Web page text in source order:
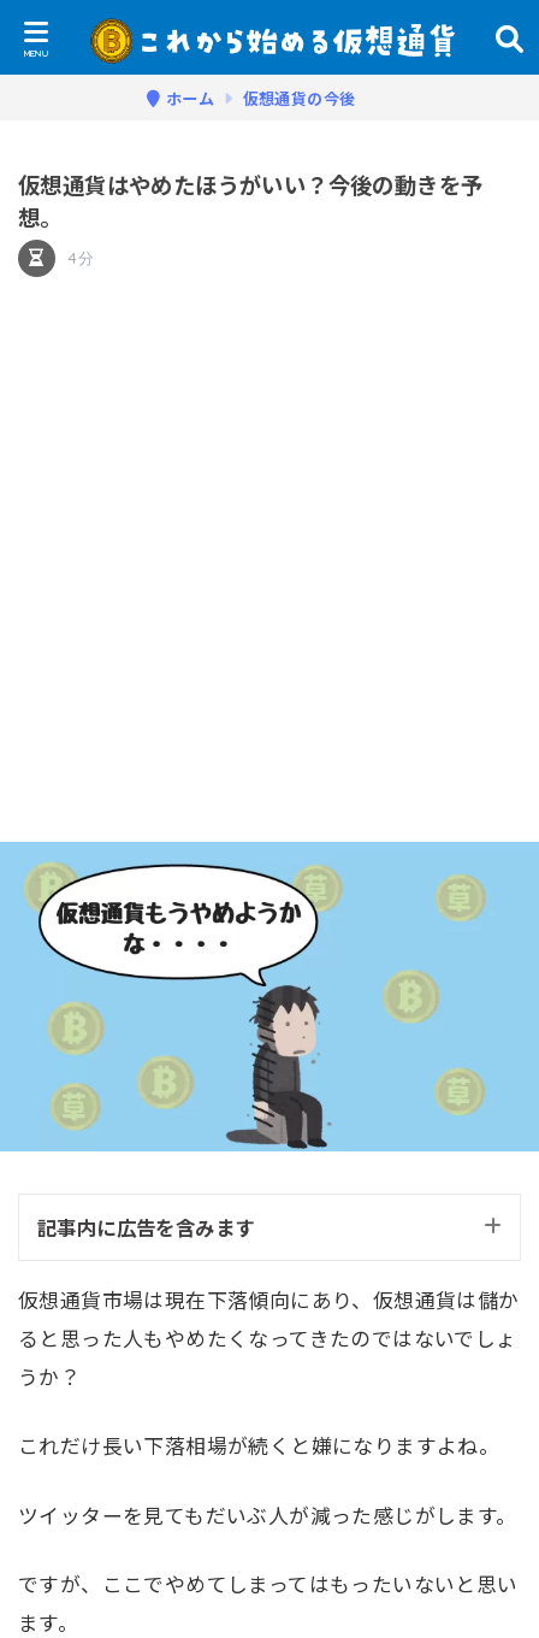
ホーム 仮想通貨の今後
仮想通貨はやめたほうがいい？今後の動きを予
想。
4分
記事内に広告を含みます
仮想通貨市場は現在下落傾向にあり、仮想通貨は儲か
ると思った人もやめたくなってきたのではないでしょ
うか？
これだけ長い下落相場が続くと嫌になりますよね。
ツイッターを見てもだいぶ人が減った感じがします。
ですが、ここでやめてしまってはもったいないと思い
ます。